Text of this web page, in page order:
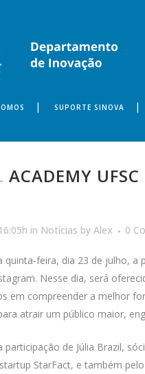
SUPORTE SINOVA
ACADEMY
in Notícias by Alex 0
quinta-feira, dia 23 de julho, a
Nesse dia, será
em compreender a melhor
atrair um público maior,
participação de Júlia Brazil,
StarFact, e também